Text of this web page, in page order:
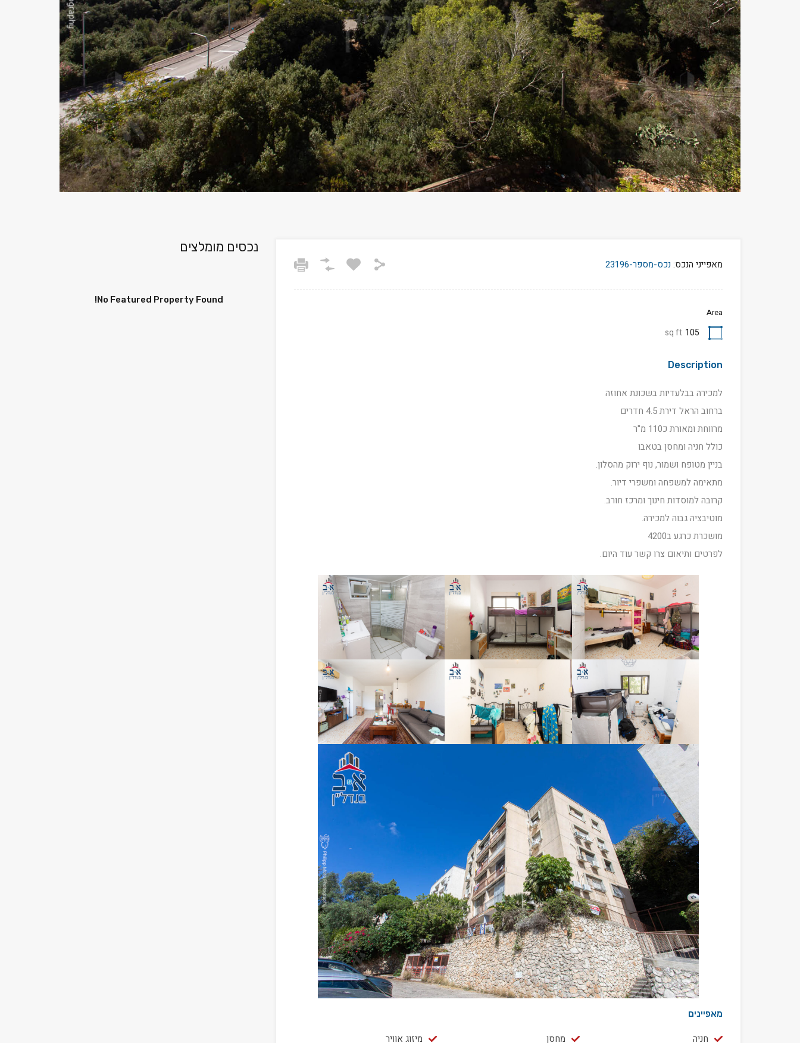
מאפייני הנכס:נכס-מספר-23196
Area
105
sq ft
Description
למכירה בבלעדיות בשכונת אחוזה
ברחוב הראל דירת 4.5 חדרים
מרווחת ומאורת כ110 מ"ר
כולל חניה ומחסן בטאבו
בניין מטופח ושמור, נוף ירוק מהסלון.
מתאימה למשפחה ומשפרי דיור.
קרובה למוסדות חינוך ומרכז חורב.
מוטיבציה גבוה למכירה.
מושכרת כרגע ב4200
לפרטים ותיאום צרו קשר עוד היום.
מאפיינים
חניה מחסן מיזוג אוויר
נכסים מומלצים
No Featured Property Found!